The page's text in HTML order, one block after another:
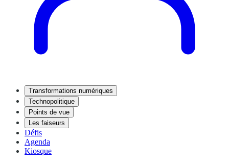
Transformations numériques
Technopolitique
Points de vue
Les faiseurs
Défis
Agenda
Kiosque